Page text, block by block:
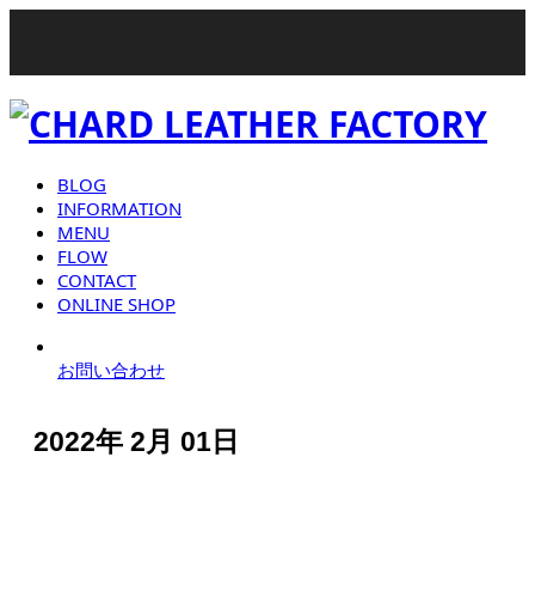
BLOG
INFORMATION
MENU
FLOW
CONTACT
ONLINE SHOP
お問い合わせ
2022年 2月 01日